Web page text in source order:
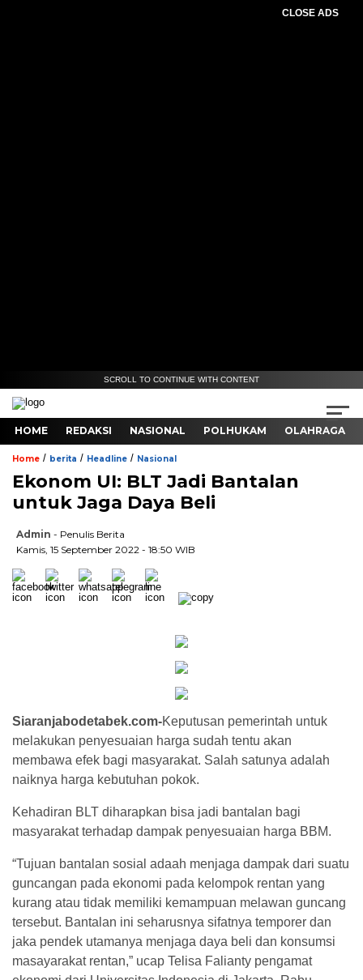
CLOSE ADS
SCROLL TO CONTINUE WITH CONTENT
HOME REDAKSI NASIONAL POLHUKAM OLAHRAGA
Home / berita / Headline / Nasional
Ekonom UI: BLT Jadi Bantalan
untuk Jaga Daya Beli
Admin - Penulis Berita
Kamis, 15 September 2022 - 18:50 WIB
Siaranjabodetabek.com-Keputusan pemerintah untuk
melakukan penyesuaian harga sudah tentu akan
membawa efek bagi masyarakat. Salah satunya adalah
naiknya harga kebutuhan pokok.
Kehadiran BLT diharapkan bisa jadi bantalan bagi
masyarakat terhadap dampak penyesuaian harga BBM.
“Tujuan bantalan sosial adaah menjaga dampak dari suatu
guncangan pada ekonomi pada kelompok rentan yang
kurang atau tidak memiliki kemampuan melawan guncang
tersebut. Bantalan ini seharusnya sifatnya temporer dan
jaka pendek utamanya menjaga daya beli dan konsumsi
masayarakat rentan,” ucap Telisa Falianty pengamat